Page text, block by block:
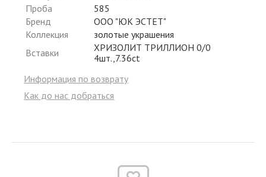
Проба
585
Бренд
ООО "ЮК ЭСТЕТ"
Коллекция
золотые украшения
Вставки
ХРИЗОЛИТ ТРИЛЛИОН 0/0
4шт.,7.36ct
Информация по возврату
Как до нас добраться